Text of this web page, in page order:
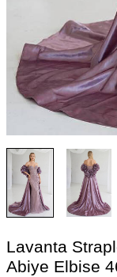
Lavanta
Abiye Elbise